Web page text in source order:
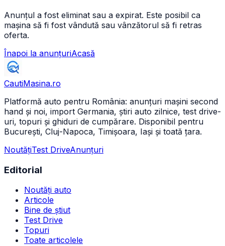
Anunțul a fost eliminat sau a expirat. Este posibil ca
mașina să fi fost vândută sau vânzătorul să fi retras
oferta.
Înapoi la anunțuriAcasă
CautiMasina.ro
Platformă auto pentru România: anunțuri mașini second
hand și noi, import Germania, știri auto zilnice, test drive-
uri, topuri și ghiduri de cumpărare. Disponibil pentru
București, Cluj-Napoca, Timișoara, Iași și toată țara.
NoutățiTest DriveAnunțuri
Editorial
Noutăți auto
Articole
Bine de știut
Test Drive
Topuri
Toate articolele